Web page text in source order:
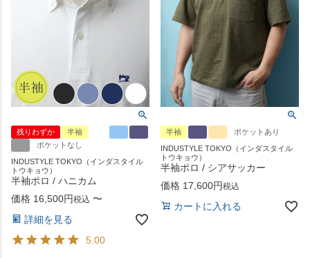
残りわずか
半袖
ポケットなし
INDUSTYLE TOKYO（インダスタイル
トウキョウ）
半袖ポロ / ハニカム
価格 16,500 税込 〜
詳細を見る
5.00
半袖
ポケットあり
INDUSTYLE TOKYO（インダスタイル
トウキョウ）
半袖ポロ / シアサッカー
価格 17,600 税込
カートに入れる